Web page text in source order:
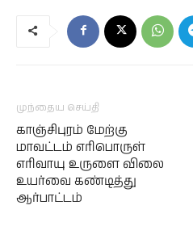
முந்தைய செய்தி
காஞ்சிபுரம் மேற்கு
மாவட்டம் எரிபொருள்
எரிவாயு உருளை விலை
உயர்வை கண்டித்து
ஆர்பாட்டம்